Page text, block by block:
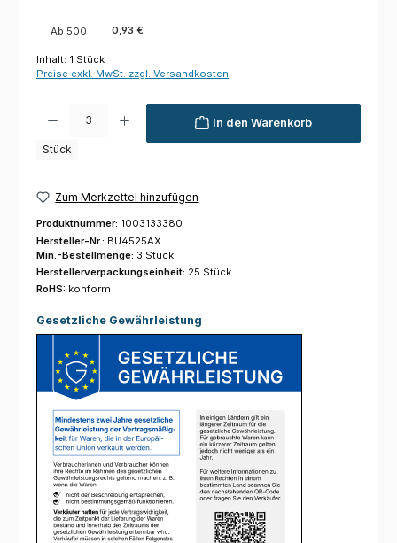
Ab 500 0,93 €
Inhalt: 1 Stück
Preise exkl. MwSt. zzgl. Versandkosten
Produkt Anzahl: Gib den gewünschten Wert ein oder benutze die
Stück
In den Warenkorb
Zum Merkzettel hinzufügen
Produktnummer: 1003133380
Hersteller-Nr.: BU4525AX
Min.-Bestellmenge: 3 Stück
Herstellerverpackungseinheit: 25 Stück
RoHS: konform
Gesetzliche Gewährleistung